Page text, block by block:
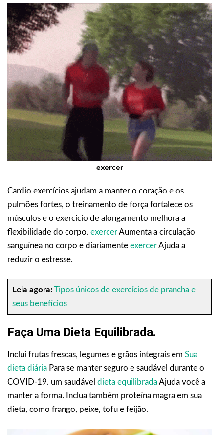
exercer
Cardio exercícios ajudam a manter o coração e os
pulmões fortes, o treinamento de força fortalece os
músculos e o exercício de alongamento melhora a
flexibilidade do corpo. exercerAumenta a circulação
sanguínea no corpo e diariamente exercerAjuda a
reduzir o estresse.
Leia agora: Tipos únicos de exercícios de prancha e
seus benefícios
Faça Uma Dieta Equilibrada.
Inclui frutas frescas, legumes e grãos integrais em Sua
dieta diária Para se manter seguro e saudável durante o
COVID-19. um saudável dieta equilibradaAjuda você a
manter a forma. Inclua também proteína magra em sua
dieta, como frango, peixe, tofu e feijão.